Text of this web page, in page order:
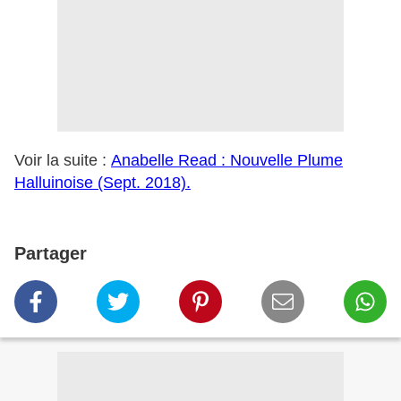
Voir la suite : Anabelle Read : Nouvelle Plume
Halluinoise (Sept. 2018).
Partager